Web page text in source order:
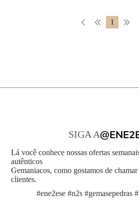
1
SIGA A
Lá você conhece nossas ofertas
autênticos
Gemaniacos, como gostamos de
clientes.
#ene2ese #n2s #gemasepedras